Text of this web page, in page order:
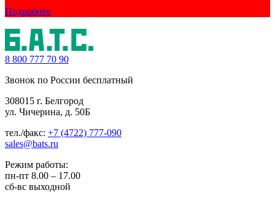
Подробнее
8 800 777 70 90
Звонок по России бесплатный
308015 г. Белгород
ул. Чичерина, д. 50Б
тел./факс: +7 (4722) 777-090
sales@bats.ru
Режим работы:
пн-пт 8.00 – 17.00
сб-вс выходной